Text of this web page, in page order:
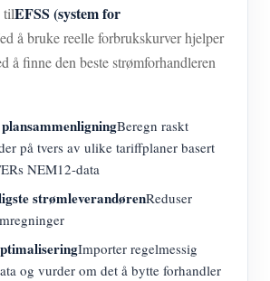
tilEFSS (system for
å bruke reelle forbrukskurver hjelper
å finne den beste strømforhandleren
Beregn raskt
på tvers av ulike tariffplaner basert
NEM12-data
strømleverandørenReduser
Importer regelmessig
og vurder om det å bytte forhandler